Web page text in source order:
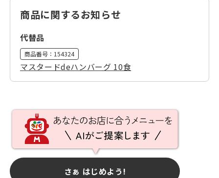
商品に関するお知らせ
代替品
商品番号： 154324
マスタードdeハンバーグ 10食
さぁ はじめよう!